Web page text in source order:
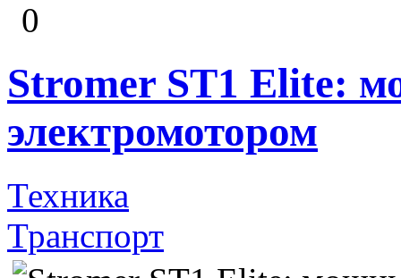
0
Stromer ST1 Elite:
электромотором
Техника
Транспорт